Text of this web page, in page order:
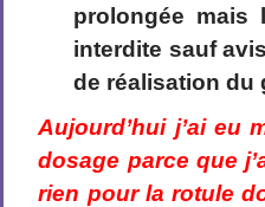
prolongée mais
interdite sauf
de réalisation du
Aujourd’hui j’ai eu
dosage parce que
rien pour la rotule